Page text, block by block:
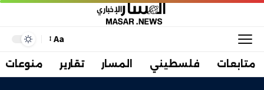
Aa
متابعات فلسطيني المسار تقارير منوعات